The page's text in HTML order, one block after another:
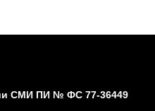
СМИ ПИ № ФС 77-36449